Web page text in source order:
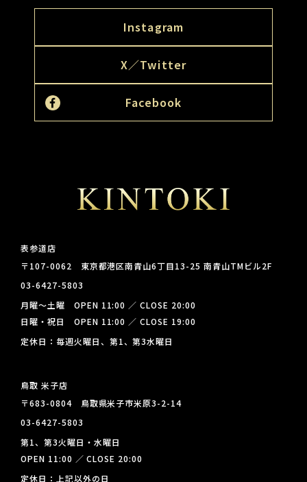
Instagram
X／Twitter
Facebook
表参道店
〒107-0062 東京都港区南青山6丁目13-25 南青山TMビル2F
03-6427-5803
月曜～土曜 OPEN 11:00 ／ CLOSE 20:00
日曜・祝日 OPEN 11:00 ／ CLOSE 19:00
定休日：毎週火曜日、第1、第3水曜日
鳥取 米子店
〒683-0804 鳥取県米子市米原3-2-14
03-6427-5803
第1、第3火曜日・水曜日
OPEN 11:00 ／ CLOSE 20:00
定休日：上記以外の日